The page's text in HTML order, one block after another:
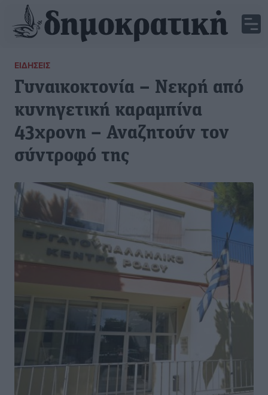
ΕΙΔΉΣΕΙΣ
Γυναικοκτονία – Νεκρή από
κυνηγετική καραμπίνα
43χρονη – Αναζητούν τον
σύντροφό της